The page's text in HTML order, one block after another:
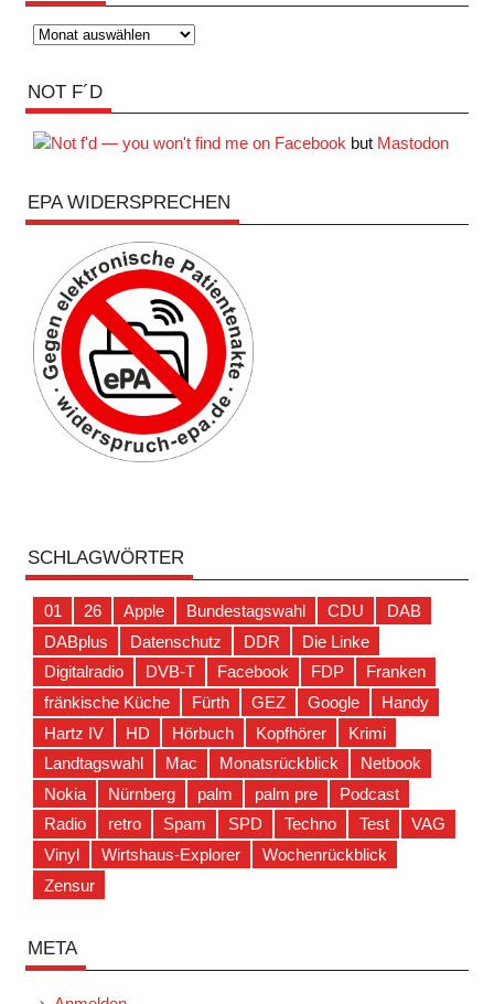
Archiv
NOT F´D
but Mastodon
EPA WIDERSPRECHEN
SCHLAGWÖRTER
01 26 Apple Bundestagswahl CDU
DAB
DABplus
Datenschutz DDR
Die Linke
Digitalradio
DVB-T Facebook FDP
Franken
fränkische Küche
Fürth GEZ Google
Handy
Hartz IV
HD Hörbuch Kopfhörer
Krimi
Landtagswahl
Mac Monatsrückblick
Netbook
Nokia
Nürnberg palm palm pre
Podcast
Radio
retro Spam SPD Techno Test
VAG
Vinyl
Wirtshaus-Explorer
Wochenrückblick
Zensur
META